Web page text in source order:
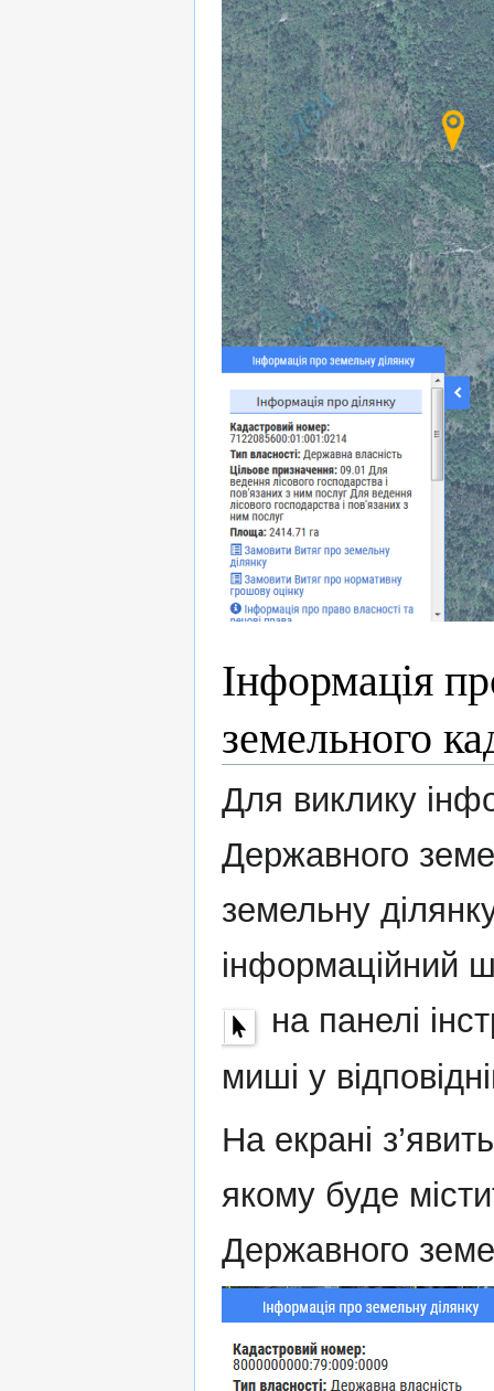
Інформація
земельного
Для виклику
Державного
земельну
інформаційний
на панелі
миші у
На екрані
якому буде
Державного